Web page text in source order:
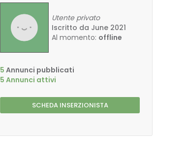
Utente privato
Iscritto da June 2021
Al momento: offline
5 Annunci pubblicati
5 Annunci attivi
SCHEDA INSERZIONISTA